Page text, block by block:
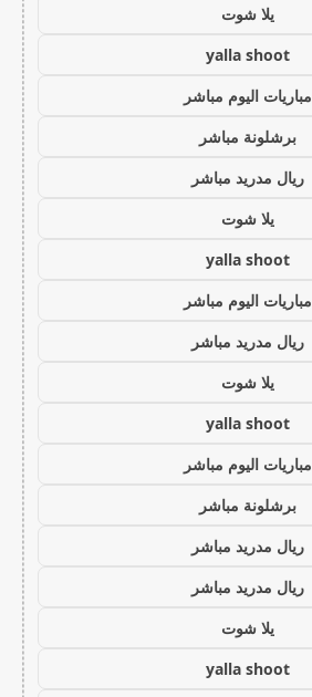
يلا شوت
yalla shoot
مباريات اليوم مباشر
برشلونة مباشر
ريال مدريد مباشر
يلا شوت
yalla shoot
مباريات اليوم مباشر
ريال مدريد مباشر
يلا شوت
yalla shoot
مباريات اليوم مباشر
برشلونة مباشر
ريال مدريد مباشر
ريال مدريد مباشر
يلا شوت
yalla shoot